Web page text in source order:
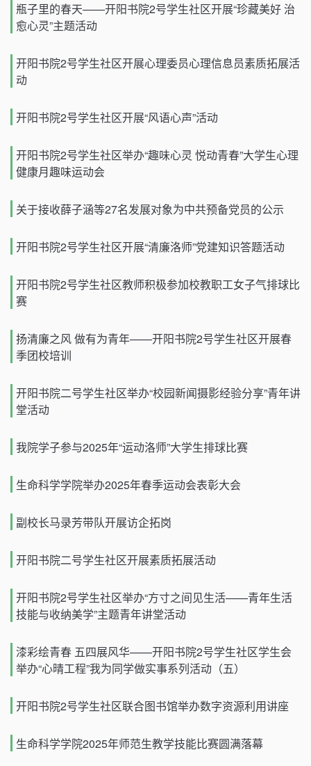
瓶子里的春天——开阳书院2号学生社区开展“珍藏美好 治
愈心灵”主题活动
开阳书院2号学生社区开展心理委员心理信息员素质拓展活
动
开阳书院2号学生社区开展“风语心声”活动
开阳书院2号学生社区举办“趣味心灵 悦动青春”大学生心理
健康月趣味运动会
关于接收薛子涵等27名发展对象为中共预备党员的公示
开阳书院2号学生社区开展“清廉洛师”党建知识答题活动
开阳书院2号学生社区教师积极参加校教职工女子气排球比
赛
扬清廉之风 做有为青年——开阳书院2号学生社区开展春
季团校培训
开阳书院二号学生社区举办“校园新闻摄影经验分享”青年讲
堂活动
我院学子参与2025年“运动洛师”大学生排球比赛
生命科学学院举办2025年春季运动会表彰大会
副校长马录芳带队开展访企拓岗
开阳书院二号学生社区开展素质拓展活动
开阳书院2号学生社区举办“方寸之间见生活——青年生活
技能与收纳美学”主题青年讲堂活动
漆彩绘青春 五四展风华——开阳书院2号学生社区学生会
举办“心晴工程”我为同学做实事系列活动（五）
开阳书院2号学生社区联合图书馆举办数字资源利用讲座
生命科学学院2025年师范生教学技能比赛圆满落幕